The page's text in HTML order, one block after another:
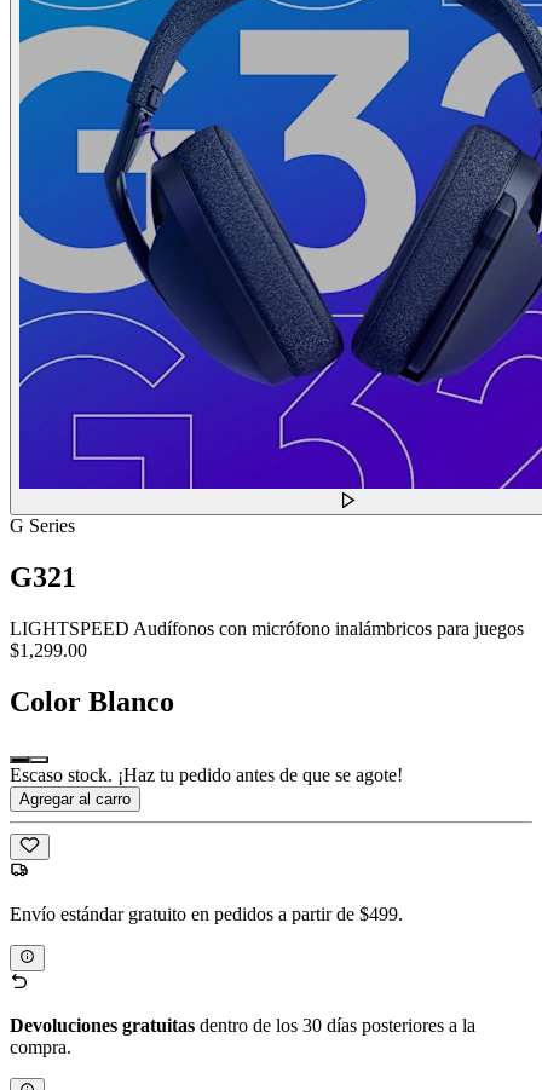
G Series
G321
LIGHTSPEED Audífonos con micrófono inalámbricos para juegos
$1,299.00
Color Blanco
Escaso stock. ¡Haz tu pedido antes de que se agote!
Agregar al carro
Envío estándar gratuito en pedidos a partir de $499.
Devoluciones gratuitas dentro de los 30 días posteriores a la
compra.